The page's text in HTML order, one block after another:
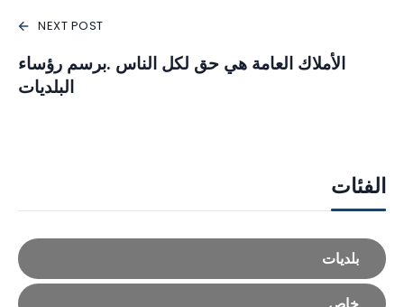
NEXT POST
الأملاك العامة هي حق لكل الناس .برسم رؤساء
البلديات
الفئات
بلديات